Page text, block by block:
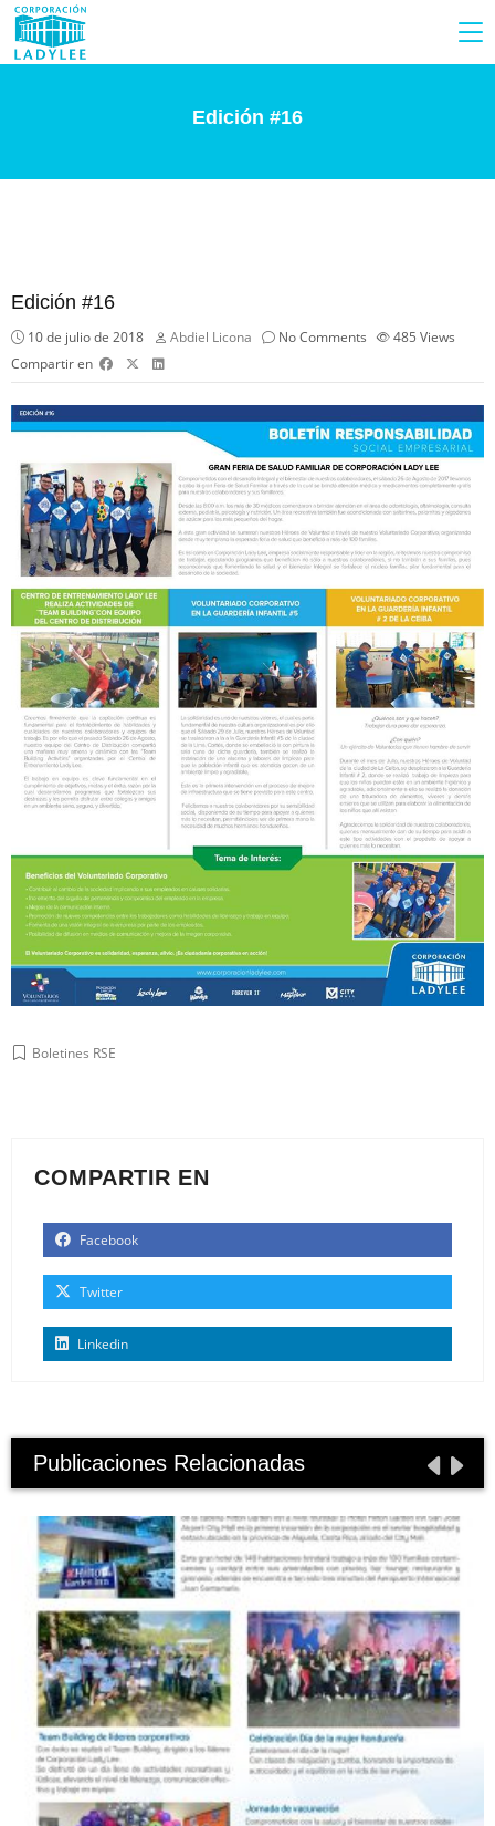
Edición #16
Edición #16
10 de julio de 2018 Abdiel Licona No Comments 485 Views
Compartir en
Boletines RSE
COMPARTIR EN
Facebook
Twitter
Linkedin
Publicaciones Relacionadas